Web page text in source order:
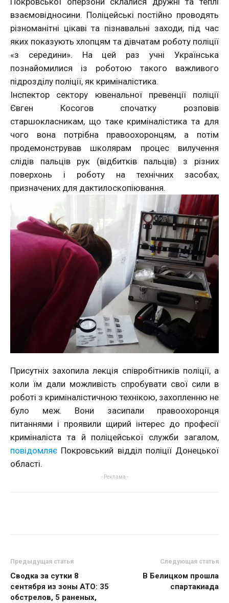
взаємовідносини. Поліцейські постійно проводять
різноманітні цікаві та пізнавальні заходи, під час
яких показують хлопцям та дівчатам роботу поліції
«з середини». На цей раз учні Українська
познайомилися із роботою такого важливого
підрозділу поліції, як криміналістика.
Інспектор сектору ювенальної превенції поліції
Євген Косогов спочатку розповів
старшокласникам, що таке криміналістика та для
чого вона потрібна правоохоронцям, а потім
продемонстрував школярам процес вилучення
слідів пальців рук (відбитків пальців) з різних
поверхонь і роботу на технічних засобах,
призначених для дактилоскопіювання.
Присутніх захопила лекція співробітників поліції, а
коли їм дали можливість спробувати свої сили в
роботі з криміналістичною технікою, захопленню не
було меж. Вони засипали правоохоронця
питаннями і проявили щирий інтерес до професії
криміналіста та й поліцейської служби загалом,
повідомляє Покровський відділ поліції Донецької
області.
- Реклама -
Предыдущая статья
Сводка за сутки 8
сентября из зоны АТО: 35
обстрелов, 5 раненых,
Следующая статья
В Белицком прошла
спартакиада